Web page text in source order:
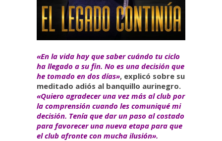
«En la vida hay que saber cuándo tu ciclo
ha llegado a su fin. No es una decisión que
he tomado en dos días», explicó sobre su
meditado adiós al banquillo aurinegro.
«Quiero agradecer una vez más al club por
la comprensión cuando les comuniqué mi
decisión. Tenía que dar un paso al costado
para favorecer una nueva etapa para que
el club afronte con mucha ilusión».